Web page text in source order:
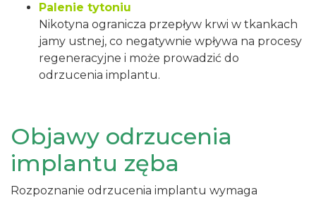
Palenie tytoniu
Nikotyna ogranicza przepływ krwi w tkankach
jamy ustnej, co negatywnie wpływa na procesy
regeneracyjne i może prowadzić do
odrzucenia implantu.
Objawy odrzucenia
implantu zęba
Rozpoznanie odrzucenia implantu wymaga